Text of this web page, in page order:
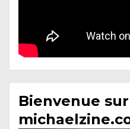
Bienvenue sur